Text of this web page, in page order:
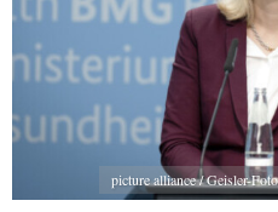
picture alliance / Geisler-